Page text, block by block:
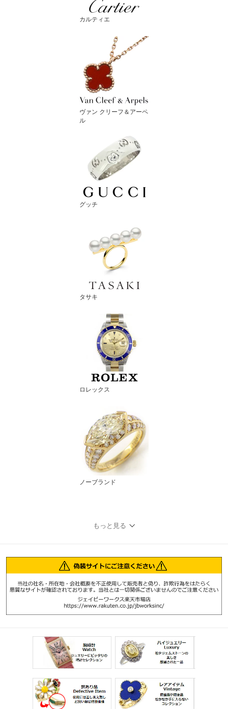
カルティエ
ヴァン クリーフ＆アーペ
ル
グッチ
タサキ
ロレックス
ノーブランド
もっと見る